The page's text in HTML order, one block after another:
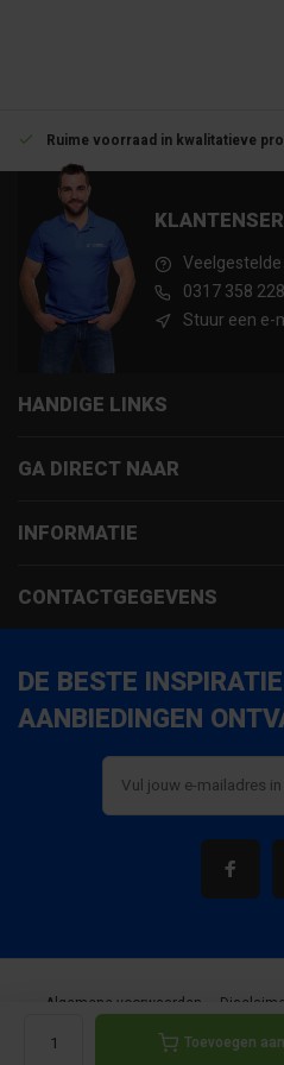
Toevoegen
Ruime voorraad in kwalitatieve
0317 358 228
Stuur een e-
HANDIGE LINKS
GA DIRECT NAAR
INFORMATIE
CONTACTGEGEVENS
DE BESTE
AANBIEDINGEN
Algemene voorwaarden